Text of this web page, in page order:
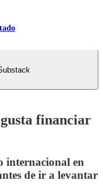
gusta financiar
internacional en
de ir a levantar